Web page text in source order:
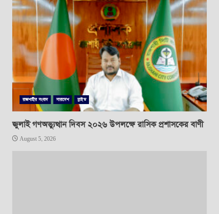
রাজশাহীর সংবাদ সারাদেশ স্লাইড
জুলাই গণঅভ্যুত্থান দিবস ২০২৬ উপলক্ষে রাসিক প্রশাসকের বাণী
August 5, 2026